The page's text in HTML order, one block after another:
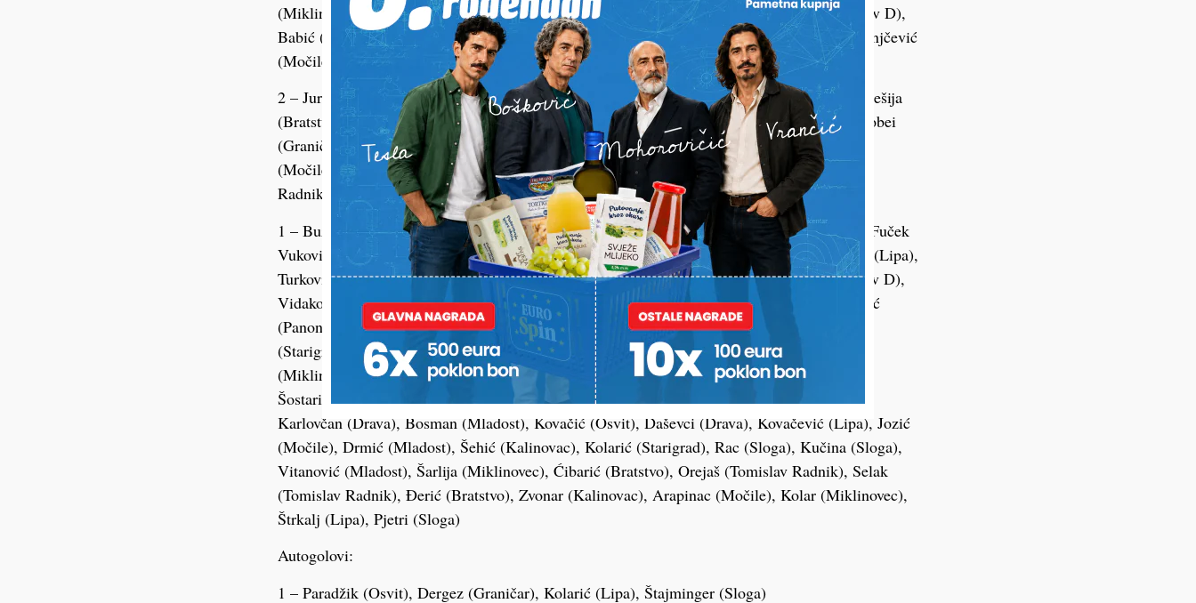
(Miklinovec), Župetić (Sloga), De Souza (Graničar), Matoničkin (Panonija), Zlatar (Tomislav D),
Babić (Tomislav Radnik), Križanović (Drava), Jambrušić (Starigrad), Babok (Bratstvo), Kranjčević
(Močile), Širić (Tomislav D), Petak (Osvit)
2 – Juras (Osvit), Krstitović (Lipa), Gomez (Tomislav Radnik), Bedeković (Starigrad), Čižmešija
(Bratstvo), Dubravec (Tomislav Radnik), Šimunović (Tomislav Radnik), Pavešić (Lipa), Vorobei
(Graničar), Rastija (Kalinovac), Gotal (Bratstvo), Čani (Močile), Štajminger (Sloga), Belaj
(Močile), Golubić (Miklinovec), Škrinjar (Kalinovac), Miketić (Drava), Dimović (Tomislav
Radnik), Heged (Lipa)
1 – Buzuk (Kalinovac), Ceković (Močile), Batarilo (Močile), Ciglar (Sloga), Drk (Močile), Fuček
Vuković (Drava), Jakupanec (Tomislav D), Juranović (Graničar), Legradi (Graničar), Ritoša (Lipa),
Turković (Drava), Tušek (Starigrad), Živko (Mladost), Plazek (Kalinovac), Kolarek (Tomislav D),
Vidaković (Tomislav D), Srbić (Lipa), Dodlek (Miklinovec), Salajec (Miklinovec), Roksandić
(Panonija), De Oliveira (Panonija), Vuleta (Tomislav Radnik), Benko (Mladost S), Nemčić
(Starigrad), Vrtar (Tomislav Radnik), M.Drvarić (Osvit), Souza Oliveira (Graničar), Keser
(Miklinovec), Slijepčević (Bratstvo), Vlah (Tomislav D), Šklebar (Drava), Kušenić (Drava),
Šostarić (Močile), Posavec (Močile), Kodrić (Panonija), Vitelj (Starigrad), Krištofić (Osvit),
Karlovčan (Drava), Bosman (Mladost), Kovačić (Osvit), Daševci (Drava), Kovačević (Lipa), Jozić
(Močile), Drmić (Mladost), Šehić (Kalinovac), Kolarić (Starigrad), Rac (Sloga), Kučina (Sloga),
Vitanović (Mladost), Šarlija (Miklinovec), Ćibarić (Bratstvo), Orejaš (Tomislav Radnik), Selak
(Tomislav Radnik), Đerić (Bratstvo), Zvonar (Kalinovac), Arapinac (Močile), Kolar (Miklinovec),
Štrkalj (Lipa), Pjetri (Sloga)
Autogolovi:
1 – Paradžik (Osvit), Dergez (Graničar), Kolarić (Lipa), Štajminger (Sloga)